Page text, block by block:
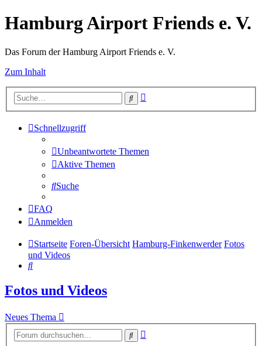
Hamburg Airport Friends e. V.
Das Forum der Hamburg Airport Friends e. V.
Zum Inhalt
Suche
Schnellzugriff
Unbeantwortete Themen
Aktive Themen
Suche
FAQ
Anmelden
Startseite Foren-Übersicht Hamburg-Finkenwerder Fotos
und Videos
Suche
Fotos und Videos
Neues Thema
Suche